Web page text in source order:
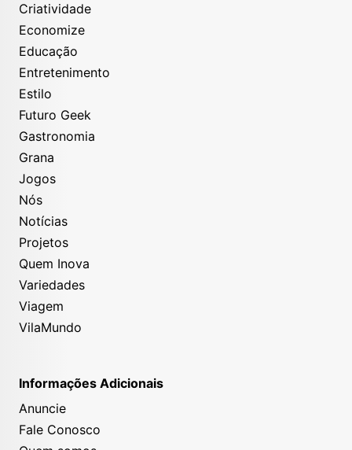
Criatividade
Economize
Educação
Entretenimento
Estilo
Futuro Geek
Gastronomia
Grana
Jogos
Nós
Notícias
Projetos
Quem Inova
Variedades
Viagem
VilaMundo
Informações Adicionais
Anuncie
Fale Conosco